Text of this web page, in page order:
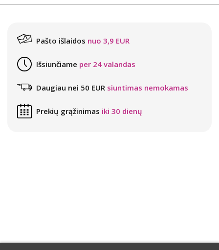
Pašto išlaidos nuo 3,9 EUR
Išsiunčiame per 24 valandas
Daugiau nei 50 EUR siuntimas nemokamas
Prekių grąžinimas iki 30 dienų